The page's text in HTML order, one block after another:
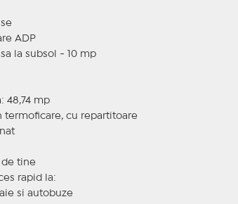
ADP
la subsol - 10 mp
48,74 mp
termoficare, cu repartitoare
de tine
rapid la:
si autobuze